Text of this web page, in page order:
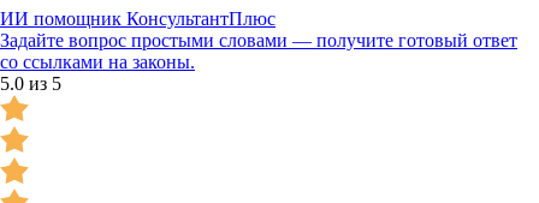
ИИ помощник КонсультантПлюс
Задайте вопрос простыми словами — получите готовый ответ
со ссылками на законы.
5.0 из 5